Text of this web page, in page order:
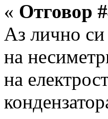
« Отговор
Аз лично си
на
на